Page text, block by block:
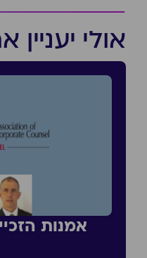
אולי
אמנות